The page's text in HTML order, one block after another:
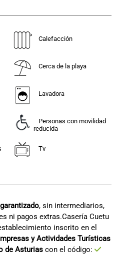
Calefacción
Cerca de la playa
Lavadora
Personas con movilidad
reducida
Tv
, sin intermediarios,
ni pagos extras.Casería Cuetu
inscrito en el
y Actividades Turísticas
de Asturias con el código: